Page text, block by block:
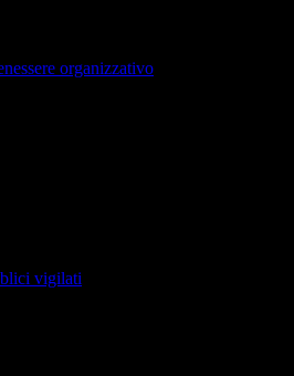
organizzativo
vigilati